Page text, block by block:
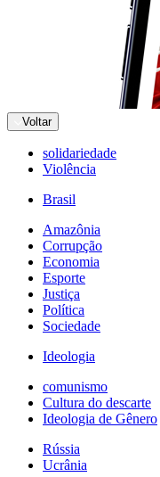
Voltar
solidariedade
Violência
Brasil
Amazônia
Corrupção
Economia
Esporte
Justiça
Política
Sociedade
Ideologia
comunismo
Cultura do descarte
Ideologia de Gênero
Rússia
Ucrânia